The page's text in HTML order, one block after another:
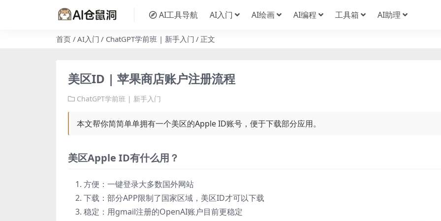
AI工具导航 AI入门 AI绘画 AI编程 工具箱 AI助理
首页 AI入门 ChatGPT学前班 | 新手入门 正文
美区ID | 苹果商店账户注册流程
ChatGPT学前班 | 新手入门
本文帮你简简单单拥有一个美区的Apple ID账号，便于下载部分应用。
美区Apple ID有什么用？
方便：一键登录大多数国外网站
下载：部分APP限制了国家区域，美区ID才可以下载
稳定：用gmail注册的OpenAI账户目前更稳定